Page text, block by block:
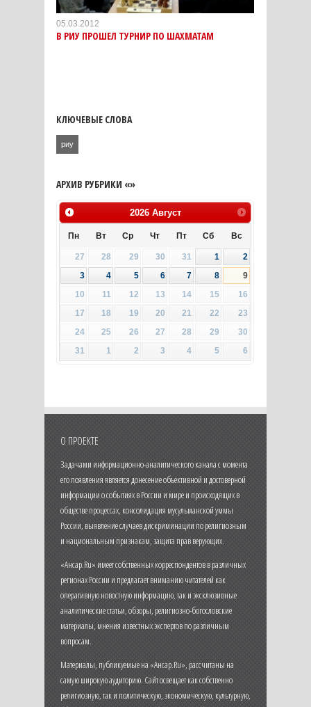
05.03.2012
В РИУ ПРОШЕЛ ТУРНИР ПО ШАХМАТАМ
КЛЮЧЕВЫЕ СЛОВА
риу
АРХИВ РУБРИКИ «»
2026 Август
Пн Вт Ср Чт Пт Сб Вс
27 28 29 30 31 1
2
3
4 5 6 7 8
9
10
11 12 13 14 15
16
17
18 19 20 21 22
23
24
25 26 27 28 29
30
31
1 2 3 4 5 6
О ПРОЕКТЕ
Задачами информационно-аналитического канала с момента
его появления является донесение объективной и достоверной
информации о событиях в России и мире и происходящих в
обществе процессах, консолидация мусульманской уммы
России, выявление случаев дискриминации по религиозным
и национальным признакам, защита прав верующих.
«Ансар.Ru» имеет собственных корреспондентов в различных
регионах России и предлагает вниманию читателей как
оперативную новостную информацию, так и эксклюзивные
аналитические статьи, обзоры, религиозно-богословские
материалы, мнения известных экспертов по различным
вопросам.
Материалы, публикуемые на «Ансар.Ru», рассчитаны на
самую широкую аудиторию. Сайт освещает как собственно
религиозную, так и политическую, экономическую, культурную,